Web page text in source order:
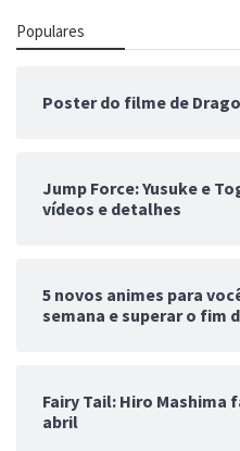
Populares
Poster do filme de
Jump Force: Yusuke e
vídeos e detalhes
5 novos animes para
semana e superar o fim
Fairy Tail: Hiro Mashima
abril